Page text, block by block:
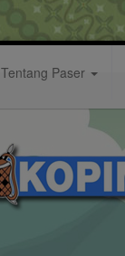
Tentang Paser